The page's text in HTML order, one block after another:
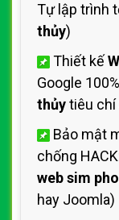
Tự lập trình
thủy)
Thiết kế
Google
thủytiêu chí
Bảo mật
chống
web sim
hay Joomla)